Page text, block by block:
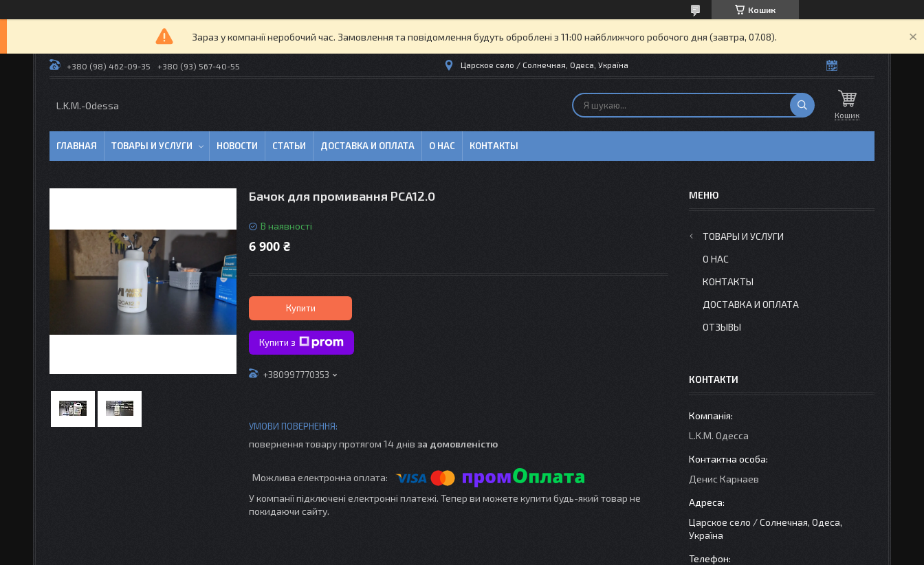
Кошик
Зараз у компанії неробочий час. Замовлення та повідомлення будуть оброблені з 11:00 найближчого робочого дня (завтра, 07.08).
+380 (98) 462-09-35 +380 (93) 567-40-55 Царское село / Солнечная, Одеса, Україна
L.K.M.-Odessa
Кошик
ГЛАВНАЯ ТОВАРЫ И УСЛУГИ НОВОСТИ СТАТЬИ ДОСТАВКА И ОПЛАТА О НАС КОНТАКТЫ
Бачок для промивання PCA12.0
В наявності
6 900 ₴
Купити
Купити з
+380997770353
повернення товару протягом 14 днів за домовленістю
У компанії підключені електронні платежі. Тепер ви можете купити будь-який товар не
покидаючи сайту.
ТОВАРЫ И УСЛУГИ
О НАС
КОНТАКТЫ
ДОСТАВКА И ОПЛАТА
ОТЗЫВЫ
КОНТАКТИ
L.K.M. Одесса
Денис Карнаев
Царское село / Солнечная, Одеса,
Україна